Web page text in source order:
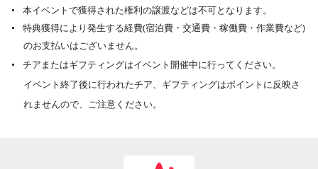
本イベントで獲得された権利の譲渡などは不可となります。
特典獲得により発生する経費(宿泊費・交通費・稼働費・作業費など)
のお支払いはございません。
チアまたはギフティングはイベント開催中に行ってください。
イベント終了後に行われたチア、ギフティングはポイントに反映さ
れませんので、ご注意ください。